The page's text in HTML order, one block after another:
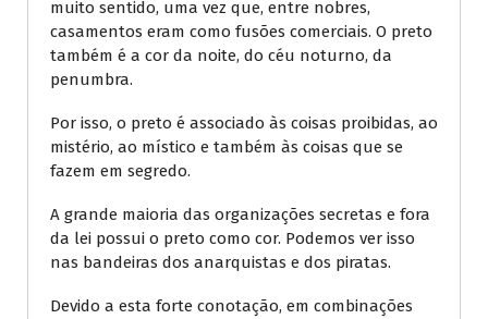
muito sentido, uma vez que, entre nobres,
casamentos eram como fusões comerciais. O preto
também é a cor da noite, do céu noturno, da
penumbra.
Por isso, o preto é associado às coisas proibidas, ao
mistério, ao místico e também às coisas que se
fazem em segredo.
A grande maioria das organizações secretas e fora
da lei possui o preto como cor. Podemos ver isso
nas bandeiras dos anarquistas e dos piratas.
Devido a esta forte conotação, em combinações